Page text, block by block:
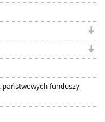
funduszy